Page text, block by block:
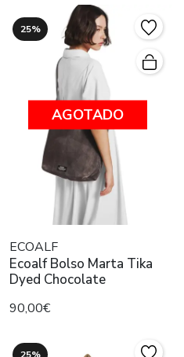
25%
AGOTADO
ECOALF
Ecoalf Bolso Marta Tika
Dyed Chocolate
90,00€